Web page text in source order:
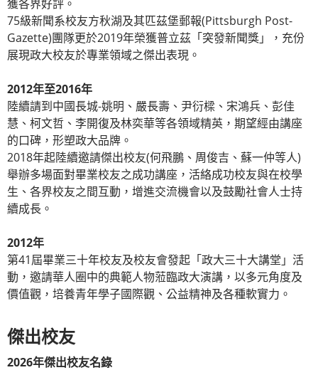
獲各界好評。
75級新聞系校友方秋湖及其匹茲堡郵報(Pittsburgh Post-
Gazette)團隊更於2019年榮獲普立茲「突發新聞獎」，充份
展現政大校友於專業領域之傑出表現。
2012年至2016年
陸續請到中國長城-姚明、嚴長壽、尹衍樑、宋鴻兵、彭佳
慧、柯文哲、李開復及林奕華等各領域精英，期望經由講座
的口碑，形塑政大品牌。
2018年起陸續邀請傑出校友(何飛鵬、周俊吉、蘇一仲等人)
舉辦多場面對畢業校友之成功講座，活絡成功校友與在校學
生、各界校友之間互動，增進交流機會以及鼓勵社會人士持
續成長。
2012年
第41屆畢業三十年校友及校友會發起「政大三十大講堂」活
動，邀請華人圈中的典範人物蒞臨政大演講，以多元角度及
價值觀，培養青年學子國際觀、公益精神及各種軟實力。
傑出校友
2026年傑出校友名錄